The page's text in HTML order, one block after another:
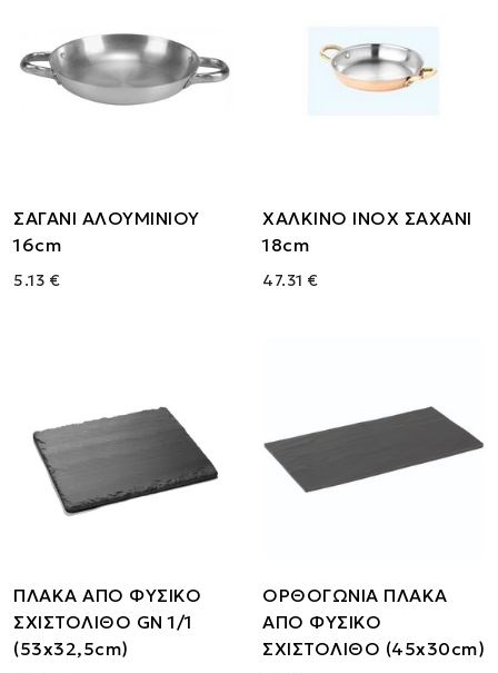
ΣΑΓΑΝΙ ΑΛΟΥΜΙΝΙΟΥ
16cm
5.13 €
ΧΑΛΚΙΝΟ INOX ΣΑΧΑΝΙ
18cm
47.31 €
ΠΛΑΚΑ ΑΠΟ ΦΥΣΙΚΟ
ΣΧΙΣΤΟΛΙΘΟ GN 1/1
(53x32,5cm)
ΟΡΘΟΓΩΝΙΑ ΠΛΑΚΑ
ΑΠΟ ΦΥΣΙΚΟ
ΣΧΙΣΤΟΛΙΘΟ (45x30cm)